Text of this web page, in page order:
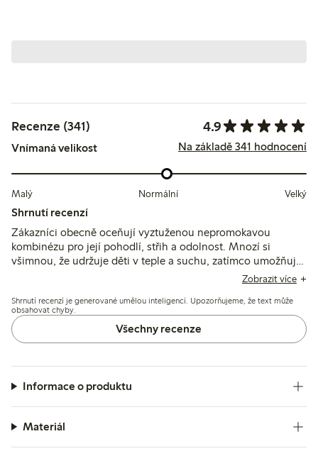
Recenze (341) 4.9
Vnímaná velikost Na základě 341 hodnocení
Malý Normální Velký
Shrnutí recenzí
Zákazníci obecně oceňují vyztuženou nepromokavou
kombinézu pro její pohodlí, střih a odolnost. Mnozí si
všimnou, že udržuje děti v teple a suchu, zatímco umožňuje
snadný pohyb, přičemž většina považuje velikost za přesnou
jako jsou krátké rukávy a vysoký límec, který může dráždit
bradu, ale celkově je kvalita a praktičnost kombinézy velmi
dobře hodnocena.
Zobrazit více
Shrnutí recenzí je generované umělou inteligencí. Upozorňujeme, že text může
obsahovat chyby.
Všechny recenze
Informace o produktu
Materiál